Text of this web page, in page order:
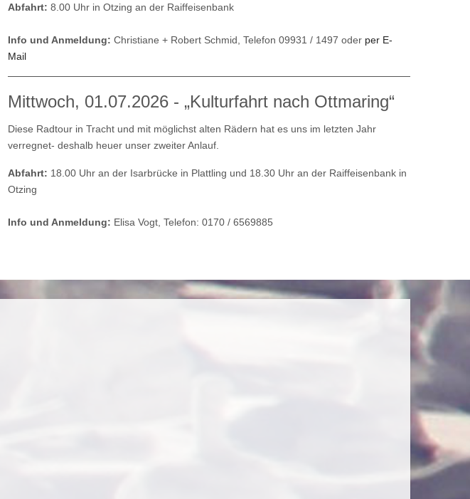
Abfahrt: 8.00 Uhr in Otzing an der Raiffeisenbank
Info und Anmeldung: Christiane + Robert Schmid, Telefon 09931 / 1497 oder per E-
Mail
Mittwoch, 01.07.2026 - „Kulturfahrt nach Ottmaring“
Diese Radtour in Tracht und mit möglichst alten Rädern hat es uns im letzten Jahr
verregnet- deshalb heuer unser zweiter Anlauf.
Abfahrt: 18.00 Uhr an der Isarbrücke in Plattling und 18.30 Uhr an der Raiffeisenbank in
Otzing
Info und Anmeldung: Elisa Vogt, Telefon: 0170 / 6569885